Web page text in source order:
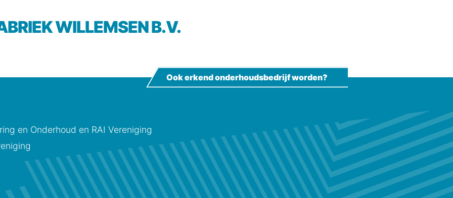
WILLEMSEN B.V.
en Onderhoud en RAI Vereniging
Ook erkend onderhoudsbedrijf worden?